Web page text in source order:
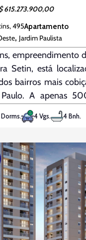
615.273.900,00
495Apartamento
, Jardim Paulista
empreendimento
Setin, está
bairros mais
A apenas
ele se conecta
Itaim e
Dorms. 4 Vgs. 4 Bnh.